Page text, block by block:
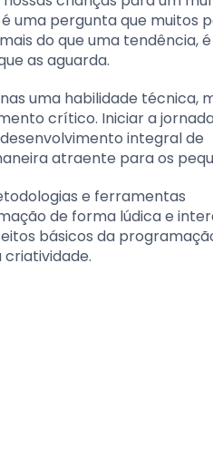
uma pergunta que muitos
do que uma tendência,
as aguarda.
uma habilidade técnica,
crítico. Iniciar a
integral de
atraente para os
e ferramentas
de forma lúdica e
básicos da